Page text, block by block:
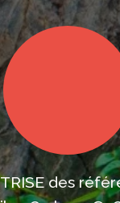
des